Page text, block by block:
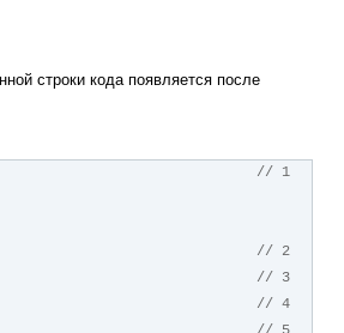
строки кода появляется после
// 1
// 2
// 3
// 4